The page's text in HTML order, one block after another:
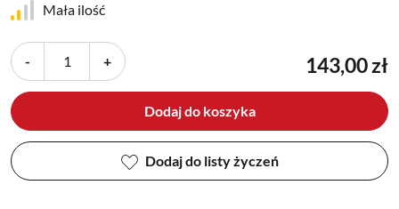
Mała ilość
- + 143,00 zł
Dodaj do koszyka
Dodaj do listy życzeń